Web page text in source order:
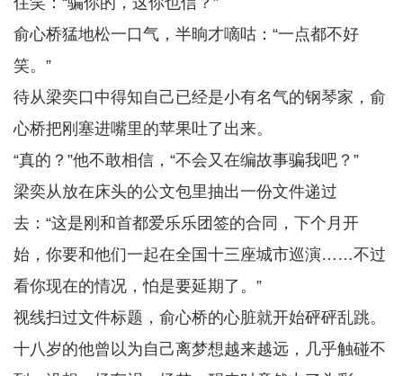
俞心桥猛地松一口气，半晌才嘀咕：“一点都不好
笑。”
待从梁奕口中得知自己已经是小有名气的钢琴家，俞
心桥把刚塞进嘴里的苹果吐了出来。
“真的？”他不敢相信，“不会又在编故事骗我吧？”
梁奕从放在床头的公文包里抽出一份文件递过
去：“这是刚和首都爱乐乐团签的合同，下个月开
始，你要和他们一起在全国十三座城市巡演……不过
看你现在的情况，怕是要延期了。”
视线扫过文件标题，俞心桥的心脏就开始砰砰乱跳。
十八岁的他曾以为自己离梦想越来越远，几乎触碰不